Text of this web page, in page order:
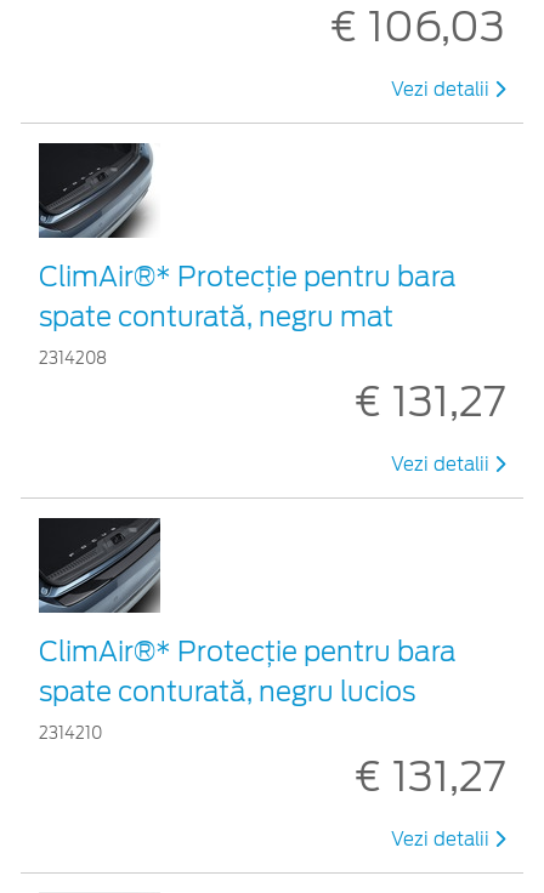
€ 106,03
Vezi detalii
ClimAir®* Protecţie pentru bara
spate conturată, negru mat
2314208
€ 131,27
Vezi detalii
ClimAir®* Protecţie pentru bara
spate conturată, negru lucios
2314210
€ 131,27
Vezi detalii